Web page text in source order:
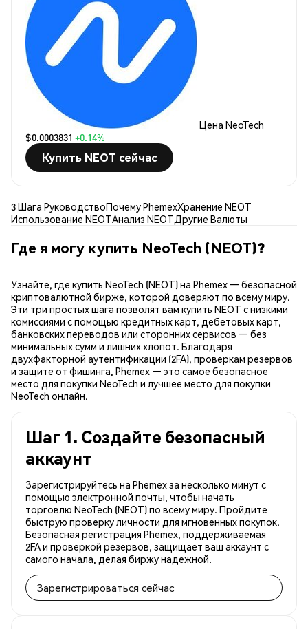
Цена NeoTech
$0.0003831 +0.14%
Купить NEOT сейчас
3 Шага РуководствоПочему PhemexХранение NEOT
Использование NEOTАнализ NEOTДругие Валюты
Где я могу купить NeoTech (NEOT)?
Узнайте, где купить NeoTech (NEOT) на Phemex — безопасной
криптовалютной бирже, которой доверяют по всему миру.
Эти три простых шага позволят вам купить NEOT с низкими
комиссиями с помощью кредитных карт, дебетовых карт,
банковских переводов или сторонних сервисов — без
минимальных сумм и лишних хлопот. Благодаря
двухфакторной аутентификации (2FA), проверкам резервов
и защите от фишинга, Phemex — это самое безопасное
место для покупки NeoTech и лучшее место для покупки
NeoTech онлайн.
Шаг 1. Создайте безопасный
аккаунт
Зарегистрируйтесь на Phemex за несколько минут с
помощью электронной почты, чтобы начать
торговлю NeoTech (NEOT) по всему миру. Пройдите
быструю проверку личности для мгновенных покупок.
Безопасная регистрация Phemex, поддерживаемая
2FA и проверкой резервов, защищает ваш аккаунт с
самого начала, делая биржу надежной.
Зарегистрироваться сейчас